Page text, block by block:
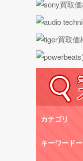
カテゴリ
キーワードー